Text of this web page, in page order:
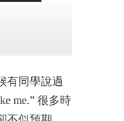
有同學說過
me.” 很多時